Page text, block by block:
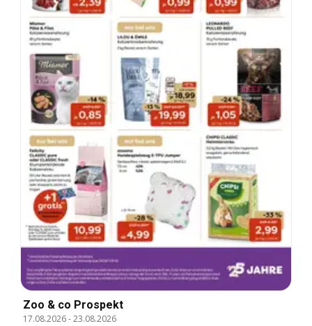
Zoo & co Prospekt
17.08.2026-23.08.2026